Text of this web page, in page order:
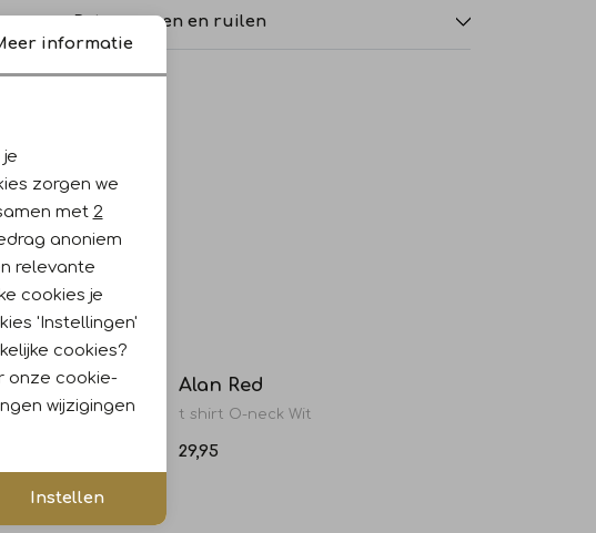
Retourneren en ruilen
Alan Red
t shirt O-neck Wit
29,95
informatie
zorgen we
met 2
anoniem
relevante
cookies je
'Instellingen'
cookies?
onze cookie-
wijzigingen
Instellen